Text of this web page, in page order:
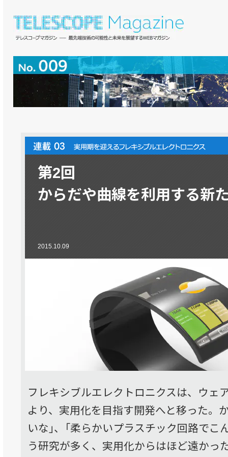
第2回
からだや曲線を利用する新
2015.10.09
フレキシブルエレクトロニクスは、ウェ
より、実用化を目指す開発へと移った。
いな｣、「柔らかいプラスチック回路でこ
う研究が多く、実用化からはほど遠かっ